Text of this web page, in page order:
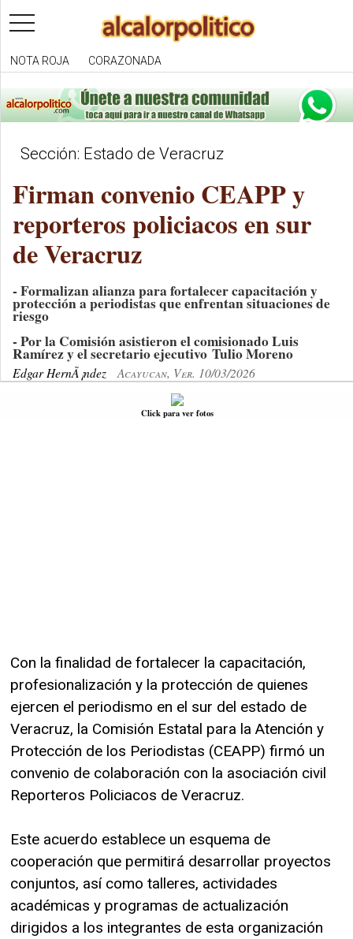
toggle
navigation
NOTA ROJA CORAZONADA
Sección: Estado de Veracruz
Firman convenio CEAPP y
reporteros policiacos en sur
de Veracruz
- Formalizan alianza para fortalecer capacitación y
protección a periodistas que enfrentan situaciones de
riesgo
- Por la Comisión asistieron el comisionado Luis
Ramírez y el secretario ejecutivo Tulio Moreno
Edgar HernÃ¡ndez Acayucan, Ver. 10/03/2026
Click para ver fotos
Con la finalidad de fortalecer la capacitación,
profesionalización y la protección de quienes
ejercen el periodismo en el sur del estado de
Veracruz, la Comisión Estatal para la Atención y
Protección de los Periodistas (CEAPP) firmó un
convenio de colaboración con la asociación civil
Reporteros Policiacos de Veracruz.
Este acuerdo establece un esquema de
cooperación que permitirá desarrollar proyectos
conjuntos, así como talleres, actividades
académicas y programas de actualización
dirigidos a los integrantes de esta organización